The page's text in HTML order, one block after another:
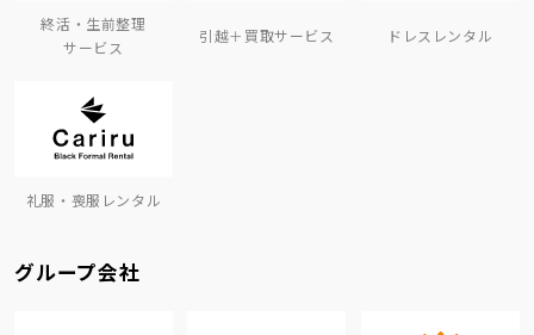
終活・生前整理
サービス
引越＋買取サービス ドレスレンタル
礼服・喪服レンタル
グループ会社